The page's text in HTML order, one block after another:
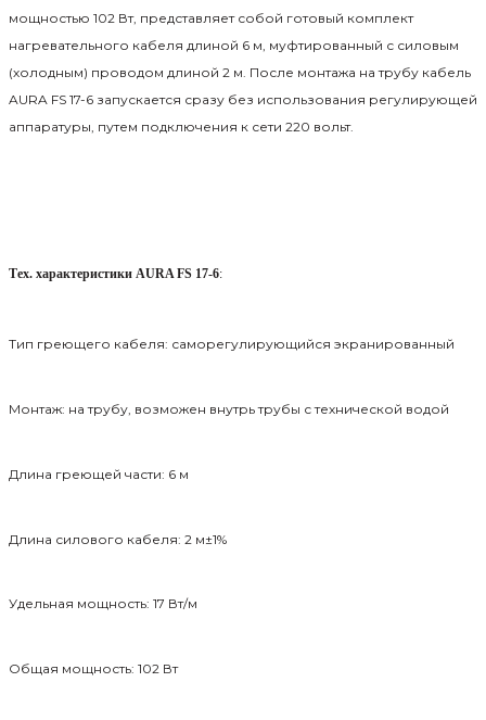
мощностью 102 Вт, представляет собой готовый комплект
нагревательного кабеля длиной 6 м, муфтированный с силовым
(холодным) проводом длиной 2 м. После монтажа на трубу кабель
AURA FS 17-6 запускается сразу без использования регулирующей
аппаратуры, путем подключения к сети 220 вольт.
Тех. характеристики AURA FS 17-6:
Тип греющего кабеля: саморегулирующийся экранированный
Монтаж: на трубу, возможен внутрь трубы с технической водой
Длина греющей части: 6 м
Длина силового кабеля: 2 м±1%
Удельная мощность: 17 Вт/м
Общая мощность: 102 Вт